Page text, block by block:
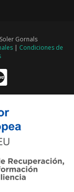
Gornals
| Condiciones de